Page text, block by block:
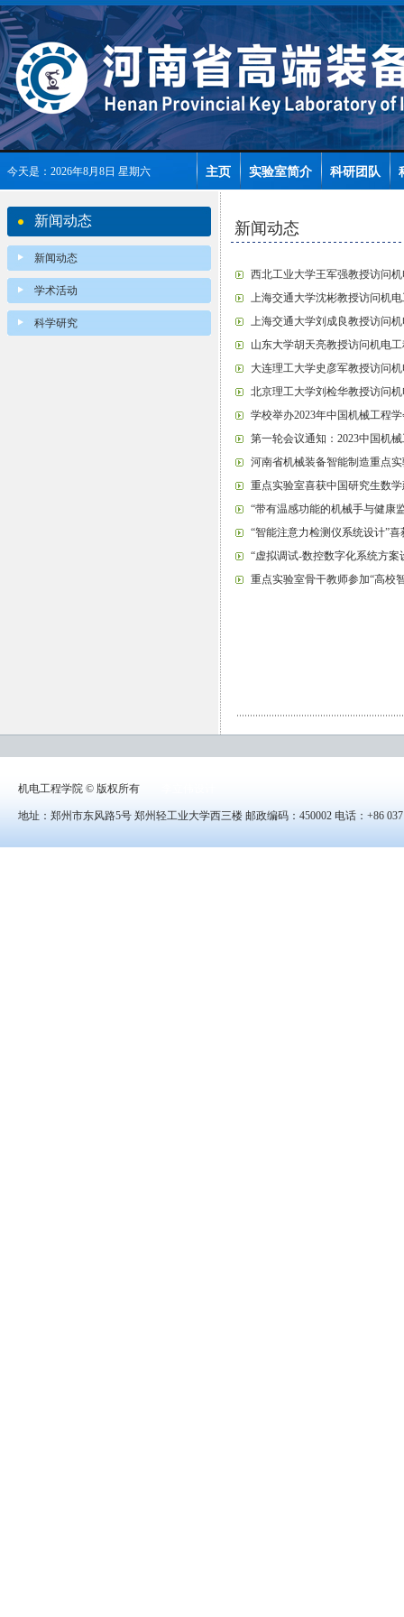
今天是：2026年8月8日 星期六 主页 实验室简介 科研团队
新闻动态
新闻动态
学术活动
科学研究
新闻动态
西北工业大学王军强教授访问
上海交通大学沈彬教授访问机
上海交通大学刘成良教授访问
山东大学胡天亮教授访问机电
大连理工大学史彦军教授访问
北京理工大学刘检华教授访问
学校举办2023年中国机械工程
第一轮会议通知：2023中国机
河南省机械装备智能制造重点
重点实验室喜获中国研究生数
“带有温感功能的机械手与健康
“智能注意力检测仪系统设计”
“虚拟调试-数控数字化系统方案
重点实验室骨干教师参加“高校
机电工程学院 © 版权所有
地址：郑州市东风路5号 郑州轻工业大学西三楼 邮政编码：450002 电话：+86